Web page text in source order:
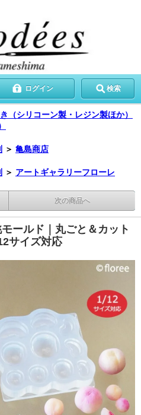
ログイン 検索
（シリコーン製・レジン製ほか）
＞ 亀島商店
＞ アートギャラリーフローレ
次の商品へ
ールド｜丸ごと＆カット
サイズ対応